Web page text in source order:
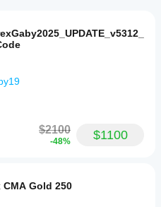
$2100
-48% $1100
CMA Gold 250